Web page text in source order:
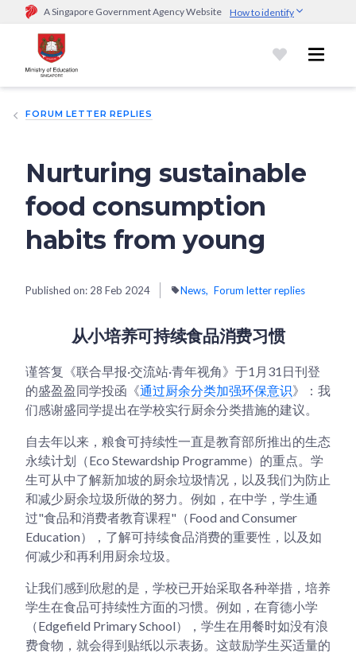
A Singapore Government Agency Website How to identify
Official website links end with .gov.sg
Government agencies communicate via
go.gov.sg/open).Trusted websites
sensitive information only on official, secure websites.
FORUM LETTER REPLIES
Nurturing sustainable
food consumption
habits from young
Published on: 28 Feb 2024 News Forum letter replies
从小培养可持续食品消费习惯
谨答复《联合早报·交流站·青年视角》于1月31日刊登
的盛盈盈同学投函《通过厨余分类加强环保意识》：我
们感谢盛同学提出在学校实行厨余分类措施的建议。
自去年以来，粮食可持续性一直是教育部所推出的生态
永续计划（Eco Stewardship Programme）的重点。学
生可从中了解新加坡的厨余垃圾情况，以及我们为防止
和减少厨余垃圾所做的努力。例如，在中学，学生通
过"食品和消费者教育课程"（Food and Consumer
Education），了解可持续食品消费的重要性，以及如
何减少和再利用厨余垃圾。
让我们感到欣慰的是，学校已开始采取各种举措，培养
学生在食品可持续性方面的习惯。例如，在育德小学
（Edgefield Primary School），学生在用餐时如没有浪
费食物，就会得到贴纸以示表扬。这鼓励学生买适量的